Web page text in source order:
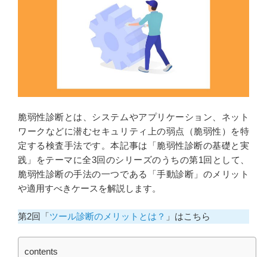
脆弱性診断とは、システムやアプリケーション、ネット
ワークなどに潜むセキュリティ上の弱点（脆弱性）を特
定する検査手法です。本記事は「脆弱性診断の基礎と実
践」をテーマに全3回のシリーズのうちの第1回として、
脆弱性診断の手法の一つである「手動診断」のメリット
や適用すべきケースを解説します。
第2回「ツール診断のメリットとは？ 」はこちら
contents